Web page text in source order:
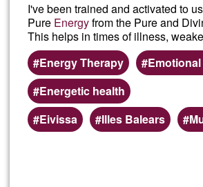
I've been trained and activated to
Pure Energyfrom the Pure and
This helps in times of illness,
Energy Therapy
Energetic health
Eivissa
Illes Balears